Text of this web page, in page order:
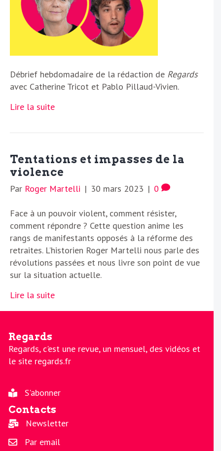
Débrief hebdomadaire de la rédaction de Regards
avec Catherine Tricot et Pablo Pillaud-Vivien.
Lire la suite
Tentations et impasses de la
violence
Par Roger Martelli | 30 mars 2023 | 0
Face à un pouvoir violent, comment résister,
comment répondre ? Cette question anime les
rangs de manifestants opposés à la réforme des
retraites. L’historien Roger Martelli nous parle des
révolutions passées et nous livre son point de vue
sur la situation actuelle.
Lire la suite
Regards
Regards, c'est une revue, un mensuel, des vidéos et
le site regards.fr
S'abonner
Contacts
Newsletter
Par email